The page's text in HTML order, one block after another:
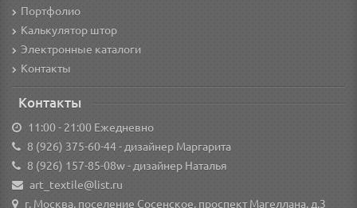
Портфолио
Калькулятор штор
Электронные каталоги
Контакты
Контакты
11:00 - 21:00 Ежедневно
8 (926) 375-60-44- дизайнер Маргарита
8 (926) 157-85-08w- дизайнер Наталья
art_textile@list.ru
г. Москва, поселение Сосенское, проспект Магеллана, д.3